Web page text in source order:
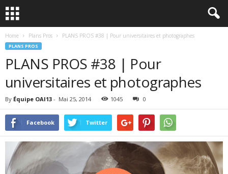
Home Plans Pros PLANS PROS #38 | Pour universitaires et photographes
PLANS PROS
PLANS PROS #38 | Pour
universitaires et photographes
By Équipe OAI13 - Mai 25, 2014 1045 0
Facebook Twitter